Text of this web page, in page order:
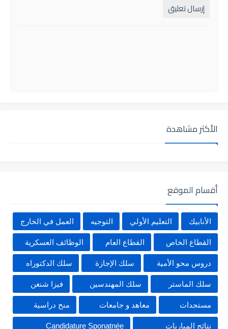
إرسال تعليق
الأكثر مشاهدة
أقسام الموقع
الأنابيك التعليم الأولي التوجيه العمل في الخارج
القطاع الخاص القطاع العام الوظائف العسكرية
دروس محو الأمية سلك الإجازة سلك الدكتوراه
سلك الماستر سلك المهندسين فيزا شنغن
مستجدات معاهد و جامعات منح دراسية
نتائج المباريات Candidature Sponatnée